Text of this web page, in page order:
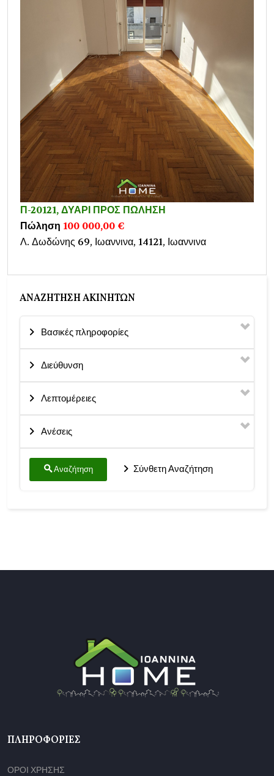
Π-20121, ΔΥΑΡΙ ΠΡΟΣ ΠΩΛΗΣΗ
Πώληση 100 000,00 €
Λ. Δωδώνης 69, Ιωαννινα, 14121, Ιωαννινα
ΑΝΑΖΉΤΗΣΗ ΑΚΙΝΉΤΩΝ
Βασικές πληροφορίες
Διεύθυνση
Λεπτομέρειες
Ανέσεις
Αναζήτηση Σύνθετη Αναζήτηση
ΠΛΗΡΟΦΟΡΊΕΣ
ΟΡΟΙ ΧΡΗΣΗΣ